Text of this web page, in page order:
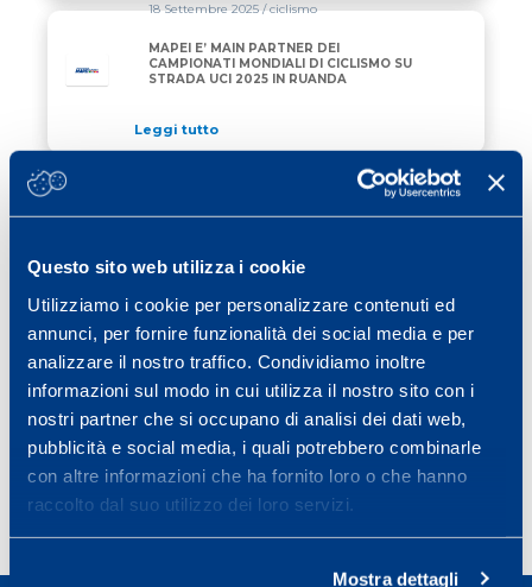
Questo sito web utilizza i cookie
Utilizziamo i cookie per personalizzare contenuti ed
annunci, per fornire funzionalità dei social media e per
analizzare il nostro traffico. Condividiamo inoltre
informazioni sul modo in cui utilizza il nostro sito con i
nostri partner che si occupano di analisi dei dati web,
pubblicità e social media, i quali potrebbero combinarle
con altre informazioni che ha fornito loro o che hanno
raccolto dal suo utilizzo dei loro servizi.
Mostra dettagli
18 Settembre 2025/ ciclismo
MAPEI E’ MAIN PARTNER DEI
CAMPIONATI MONDIALI DI CICLISMO SU
STRADA UCI 2025 IN RUANDA
Leggi tutto
MAPEI SPORT AL FIANCO DEL PREMIO FRANCESCO
MAPEI SPORT AL FIANCO DEL PREMIO
FRANCESCO CESARINI
ALLAGRANDE MAPEI VINCE LA TAPPA DI GENOVA
03 Settembre 2025
ALLAGRANDE MAPEI VINCE LA TAPPA DI
GENOVA ALLA THE OCEAN RACE
EUROPE 2025
Leggi tutto